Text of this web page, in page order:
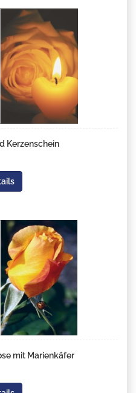
Kerzenschein
mit Marienkäfer